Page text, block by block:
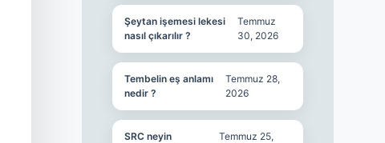
Şeytan işemesi lekesi
nasıl çıkarılır ?
Temmuz
30, 2026
Tembelin eş anlamı
nedir ?
Temmuz 28,
2026
SRC neyin
Temmuz 25,